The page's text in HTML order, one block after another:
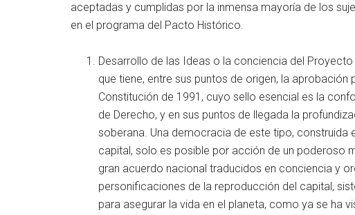
aceptadas y cumplidas por la inmensa mayoría de los
en el programa del Pacto Histórico.
Desarrollo de las Ideas o la conciencia del
que tiene, entre sus puntos de origen, la
Constitución de 1991, cuyo sello esencial es la
de Derecho, y en sus puntos de llegada la
soberana. Una democracia de este tipo, construida
capital, solo es posible por acción de un poderoso
gran acuerdo nacional traducidos en conciencia y
personificaciones de la reproducción del capital,
para asegurar la vida en el planeta, como ya se ha